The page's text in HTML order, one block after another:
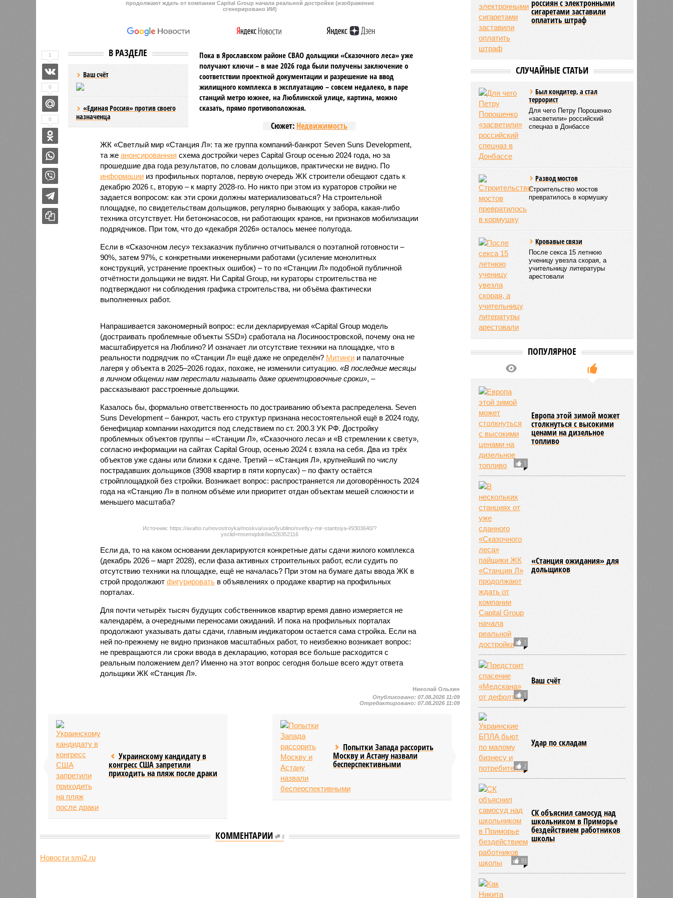
продолжают ждать от компании Capital Group начала реальной достройки (изображение
сгенерировано ИИ)
В РАЗДЕЛЕ
Ваш счёт
«Единая Россия» против своего
назначенца
Пока в Ярославском районе СВАО дольщики «Сказочного леса» уже
получают ключи – в мае 2026 года были получены заключение о
соответствии проектной документации и разрешение на ввод
жилищного комплекса в эксплуатацию – совсем недалеко, в паре
станций метро южнее, на Люблинской улице, картина, можно
сказать, прямо противоположная.
Сюжет: Недвижимость
ЖК «Светлый мир «Станция Л»: та же группа компаний-банкрот Seven Suns Development,
та же анонсированная схема достройки через Capital Group осенью 2024 года, но за
прошедшие два года результатов, по словам дольщиков, практически не видно. По
информациииз профильных порталов, первую очередь ЖК строители обещают сдать к
декабрю 2026 г., вторую – к марту 2028-го. Но никто при этом из кураторов стройки не
задается вопросом: как эти сроки должны материализоваться? На строительной
площадке, по свидетельствам дольщиков, регулярно бывающих у забора, какая-либо
техника отсутствует. Ни бетононасосов, ни работающих кранов, ни признаков мобилизации
подрядчиков. При том, что до «декабря 2026» осталось менее полугода.
Если в «Сказочном лесу» техзаказчик публично отчитывался о поэтапной готовности –
90%, затем 97%, с конкретными инженерными работами (усиление монолитных
конструкций, устранение проектных ошибок) – то по «Станции Л» подобной публичной
отчётности дольщики не видят. Ни Capital Group, ни кураторы строительства не
подтверждают ни соблюдения графика строительства, ни объёма фактически
выполненных работ.
Напрашивается закономерный вопрос: если декларируемая «Capital Group модель
(достраивать проблемные объекты SSD») сработала на Лосиноостровской, почему она не
масштабируется на Люблино? И означает ли отсутствие техники на площадке, что в
реальности подрядчик по «Станции Л» ещё даже не определён? Митингии палаточные
лагеря у объекта в 2025–2026 годах, похоже, не изменили ситуацию. «В последние месяцы
в личном общении нам перестали называть даже ориентировочные сроки», –
рассказывают расстроенные дольщики.
Казалось бы, формально ответственность по достраиванию объекта распределена. Seven
Suns Development – банкрот, часть его структур признана несостоятельной ещё в 2024 году,
бенефициар компании находится под следствием по ст. 200.3 УК РФ. Достройку
проблемных объектов группы – «Станции Л», «Сказочного леса» и «В стремлении к свету»,
согласно информации на сайтах Capital Group, осенью 2024 г. взяла на себя. Два из трёх
объектов уже сданы или близки к сдаче. Третий – «Станция Л», крупнейший по числу
пострадавших дольщиков (3908 квартир в пяти корпусах) – по факту остаётся
стройплощадкой без стройки. Возникает вопрос: распространяется ли договорённость 2024
года на «Станцию Л» в полном объёме или приоритет отдан объектам мешей сложности и
меньшего масштаба?
Источник: https://avaho.ru/novostroyka/moskva/uvao/lyublino/svetlyy-mir-stantsiya-l/9303640/?
ysclid=msemqdok6w326352116
Если да, то на каком основании декларируются конкретные даты сдачи жилого комплекса
(декабрь 2026 – март 2028), если фаза активных строительных работ, если судить по
отсутствию техники на площадке, ещё не началась? При этом на бумаге даты ввода ЖК в
строй продолжают фигурироватьв объявлениях о продаже квартир на профильных
порталах.
Для почти четырёх тысяч будущих собственников квартир время давно измеряется не
календарём, а очередными переносами ожиданий. И пока на профильных порталах
продолжают указывать даты сдачи, главным индикатором остается сама стройка. Если на
ней по-прежнему не видно признаков масштабных работ, то неизбежно возникает вопрос:
не превращаются ли сроки ввода в декларацию, которая все больше расходится с
реальным положением дел? Именно на этот вопрос сегодня больше всего ждут ответа
дольщики ЖК «Станция Л».
1
0
0
Николай Ольхин
Опубликовано:07.08.2026 11:09
Отредактировано:07.08.2026 11:09
Украинскому кандидату в
конгресс США запретили
приходить на пляж после драки
Попытки Запада рассорить
Москву и Астану назвали
бесперспективными
КОММЕНТАРИИ 0
Новости smi2.ru
россиян с электронными
сигаретами заставили
оплатить штраф
СЛУЧАЙНЫЕ СТАТЬИ
Был кондитер, а стал
террорист
Для чего Петру Порошенко
«засветили» российский
спецназ в Донбассе
Развод мостов
Строительство мостов
превратилось в кормушку
Кровавые связи
После секса 15 летнюю
ученицу увезла скорая, а
учительницу литературы
арестовали
ПОПУЛЯРНОЕ
1
Европа этой зимой может
столкнуться с высокими
ценами на дизельное
топливо
1
«Станция ожидания» для
дольщиков
1
Ваш счёт
2
Удар по складам
93
СК объяснил самосуд над
школьником в Приморье
бездействием работников
школы